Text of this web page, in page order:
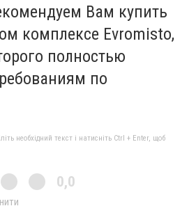
Вам купить
комплексе Evromisto,
полностью
по
необхідний текст і натисніть Ctrl + Enter, щоб
0,0